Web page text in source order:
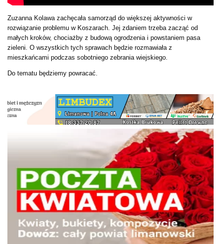
Zuzanna Kolawa zachęcała samorząd do większej aktywności w
rozwiązanie problemu w Koszarach. Jej zdaniem trzeba zacząć od
małych kroków, chociażby z budową ogrodzenia i powstaniem pasa
zieleni. O wszystkich tych sprawach będzie rozmawiała z
mieszkańcami podczas sobotniego zebrania wiejskiego.
Do tematu będziemy powracać.